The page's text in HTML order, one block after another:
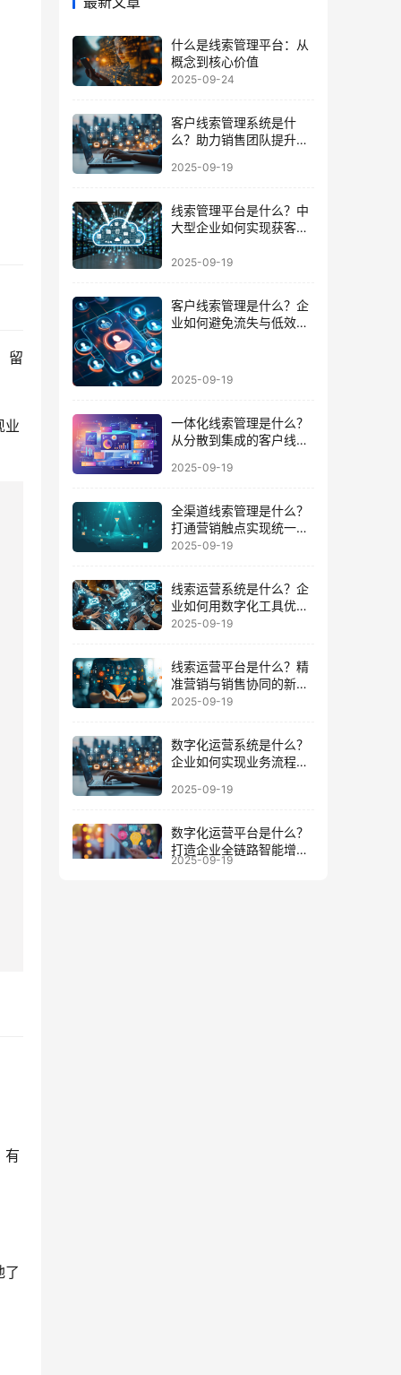
留
业
什么是线索管理平台：从
概念到核心价值
2025-09-24
客户线索管理系统是什
么？助力销售团队提升成
2025-09-19
线索管理平台是什么？中
大型企业如何实现获客到
2025-09-19
客户线索管理是什么？企
业如何避免流失与低效跟
2025-09-19
一体化线索管理是什么？
从分散到集成的客户线索
2025-09-19
全渠道线索管理是什么？
打通营销触点实现统一数
据运营的路径
2025-09-19
线索运营系统是什么？企
业如何用数字化工具优化
客户全周期
2025-09-19
线索运营平台是什么？精
准营销与销售协同的新增
长引擎
2025-09-19
数字化运营系统是什么？
企业如何实现业务流程与
2025-09-19
数字化运营平台是什么？
打造企业全链路智能增长
的底座
2025-09-19